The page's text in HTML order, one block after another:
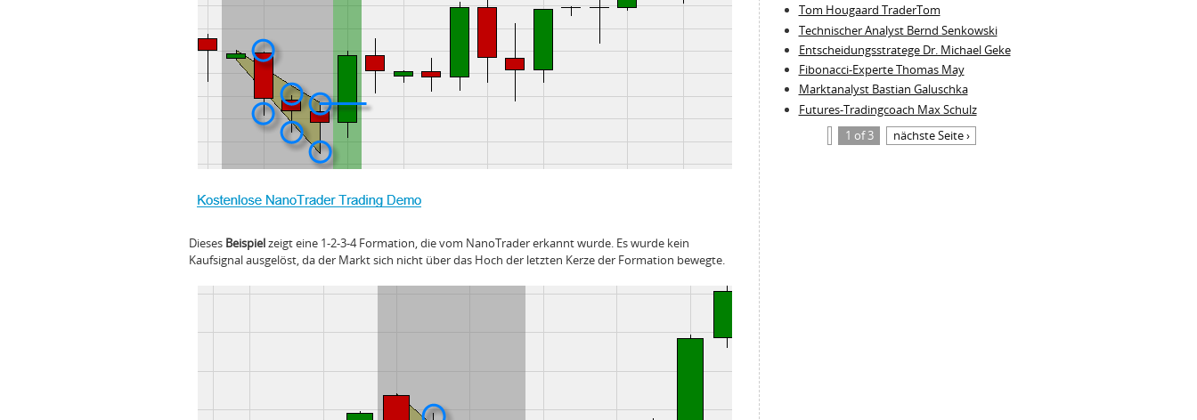
Dieses Beispielzeigt eine 1-2-3-4 Formation, die vom NanoTrader erkannt wurde. Es wurde kein
Kaufsignal ausgelöst, da der Markt sich nicht über das Hoch der letzten Kerze der Formation bewegte.
Tom Hougaard TraderTom
Technischer Analyst Bernd Senkowski
Entscheidungsstratege Dr. Michael Geke
Fibonacci-Experte Thomas May
Marktanalyst Bastian Galuschka
Futures-Tradingcoach Max Schulz
1 of 3
nächste Seite ›